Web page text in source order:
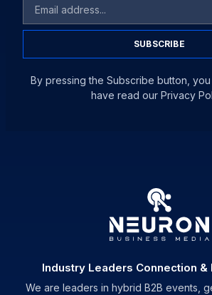
SUBSCRIBE
By pressing the Subscribe button,
have read our Privacy
Industry Leaders Connection &
We are leaders in hybrid B2B events,